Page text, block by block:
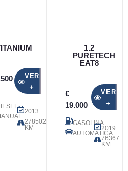
VER
+
2013
278502
KM
1.2
PURETECH
EAT8
€
19.000
VER
+
GASOLINA
AUTOMÁTICA
2019
76367
KM